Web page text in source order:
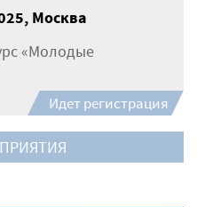
Москва
«Молодые
Идет регистрация